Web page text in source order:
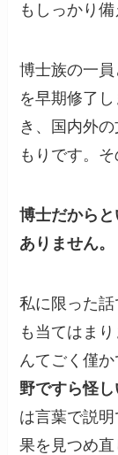
もしっかり備
博士族の一
を早期修了
き、国内外
もりです。
博士だから
ありません。
私に限った
も当てはま
んてごく僅か
野ですら怪し
は言葉で説
果を見つめ